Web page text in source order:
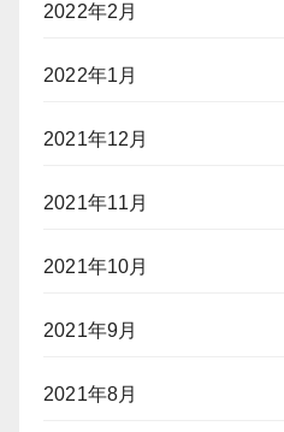
2022年2月
2022年1月
2021年12月
2021年11月
2021年10月
2021年9月
2021年8月